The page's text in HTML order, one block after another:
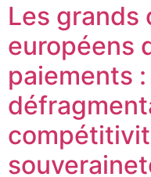
Les grands
européens
paiements :